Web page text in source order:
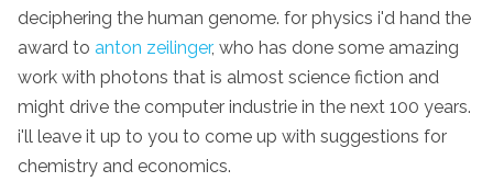
deciphering the human genome. for physics i'd hand the
award to anton zeilinger, who has done some amazing
work with photons that is almost science fiction and
might drive the computer industrie in the next 100 years.
i'll leave it up to you to come up with suggestions for
chemistry and economics.